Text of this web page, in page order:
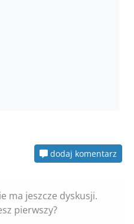
dodaj komentarz
ma jeszcze dyskusji.
pierwszy?